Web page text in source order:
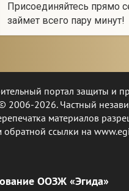
Присоединяйтесь прямо
займет всего пару минут!
портал защиты и
© 2006-2026. Частный
материалов
обратной ссылки на
ООЗЖ «Эгида»